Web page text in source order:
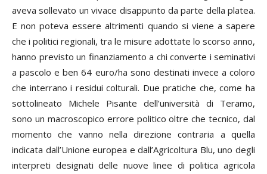
aveva sollevato un vivace disappunto da parte della platea.
E non poteva essere altrimenti quando si viene a sapere
che i politici regionali, tra le misure adottate lo scorso anno,
hanno previsto un finanziamento a chi converte i seminativi
a pascolo e ben 64 euro/ha sono destinati invece a coloro
che interrano i residui colturali. Due pratiche che, come ha
sottolineato Michele Pisante dell’università di Teramo,
sono un macroscopico errore politico oltre che tecnico, dal
momento che vanno nella direzione contraria a quella
indicata dall’Unione europea e dall’Agricoltura Blu, uno degli
interpreti designati delle nuove linee di politica agricola